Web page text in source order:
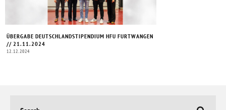
ÜBERGABE DEUTSCHLANDSTIPENDIUM HFU FURTWANGEN
// 21.11.2024
12.12.2024